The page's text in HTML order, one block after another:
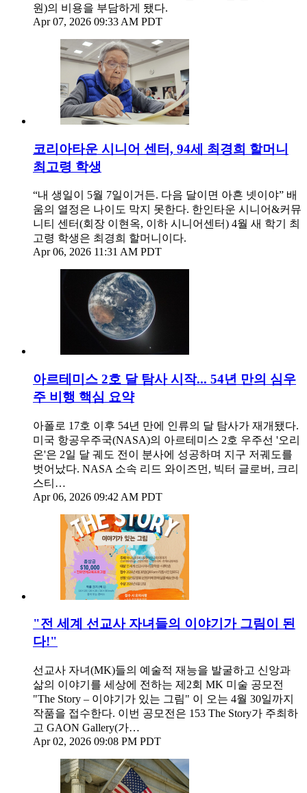
원)의 비용을 부담하게 됐다.
Apr 07, 2026 09:33 AM PDT
코리아타운 시니어 센터, 94세 최경희 할머니
최고령 학생
“내 생일이 5월 7일이거든. 다음 달이면 아흔 넷이야” 배
움의 열정은 나이도 막지 못한다. 한인타운 시니어&커뮤
니티 센터(회장 이현옥, 이하 시니어센터) 4월 새 학기 최
고령 학생은 최경희 할머니이다.
Apr 06, 2026 11:31 AM PDT
아르테미스 2호 달 탐사 시작... 54년 만의 심우
주 비행 핵심 요약
아폴로 17호 이후 54년 만에 인류의 달 탐사가 재개됐다.
미국 항공우주국(NASA)의 아르테미스 2호 우주선 '오리
온'은 2일 달 궤도 전이 분사에 성공하며 지구 저궤도를
벗어났다. NASA 소속 리드 와이즈먼, 빅터 글로버, 크리
스티…
Apr 06, 2026 09:42 AM PDT
"전 세계 선교사 자녀들의 이야기가 그림이 된
다!"
선교사 자녀(MK)들의 예술적 재능을 발굴하고 신앙과
삶의 이야기를 세상에 전하는 제2회 MK 미술 공모전
"The Story – 이야기가 있는 그림" 이 오는 4월 30일까지
작품을 접수한다. 이번 공모전은 153 The Story가 주최하
고 GAON Gallery(가…
Apr 02, 2026 09:08 PM PDT